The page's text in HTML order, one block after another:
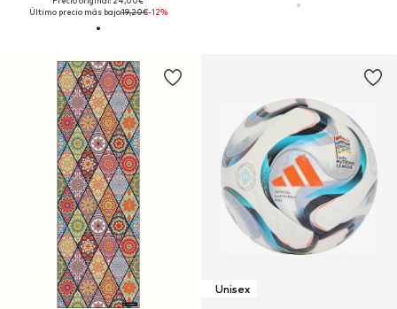
Último precio más bajo:19,20€-12%
Unisex